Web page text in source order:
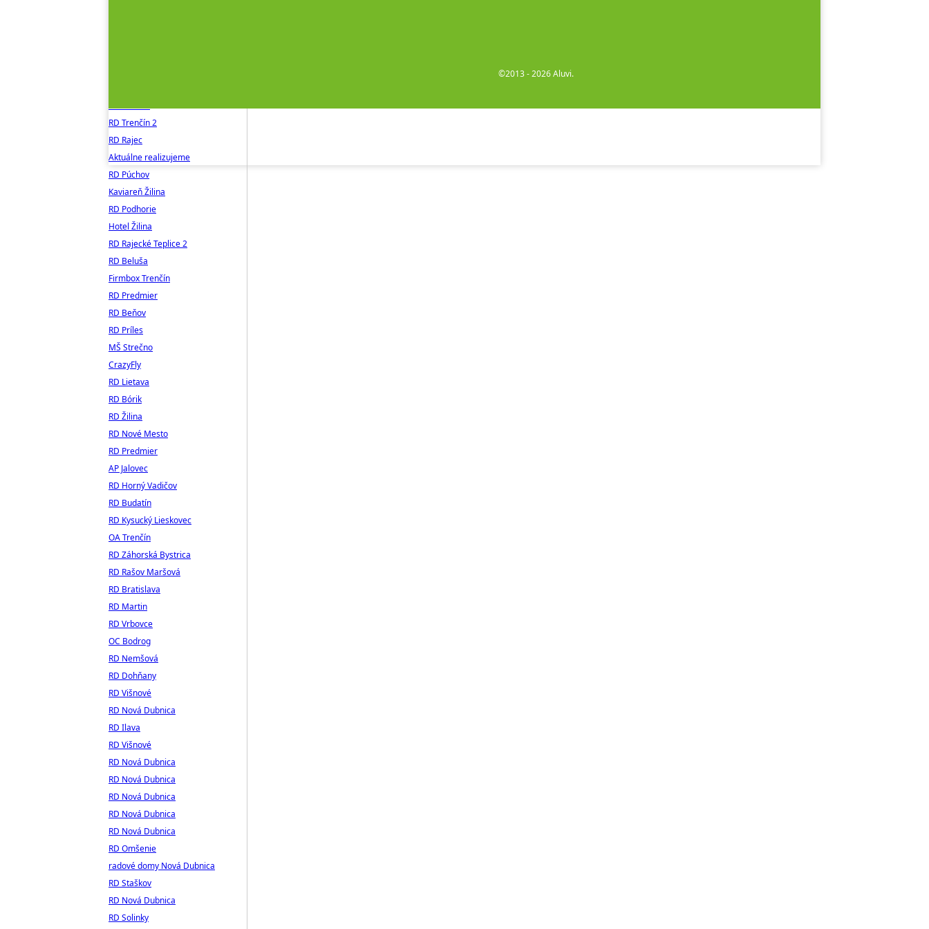
RD Trenčín 2
RD Rajec
Aktuálne realizujeme
RD Púchov
Kaviareň Žilina
RD Podhorie
Hotel Žilina
RD Rajecké Teplice 2
RD Beluša
Firmbox Trenčín
RD Predmier
RD Beňov
RD Príles
MŠ Strečno
CrazyFly
RD Lietava
RD Bórik
RD Žilina
RD Nové Mesto
RD Predmier
AP Jalovec
RD Horný Vadičov
RD Budatín
RD Kysucký Lieskovec
OA Trenčín
RD Záhorská Bystrica
RD Rašov Maršová
RD Bratislava
RD Martin
RD Vrbovce
OC Bodrog
RD Nemšová
RD Dohňany
RD Višnové
RD Nová Dubnica
RD Ilava
RD Višnové
RD Nová Dubnica
RD Nová Dubnica
RD Nová Dubnica
RD Nová Dubnica
RD Nová Dubnica
RD Omšenie
radové domy Nová Dubnica
RD Staškov
RD Nová Dubnica
RD Solinky
©2013 - 2026 Aluvi.